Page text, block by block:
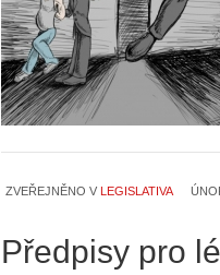
ZVEŘEJNĚNO V LEGISLATIVA
Předpisy pro